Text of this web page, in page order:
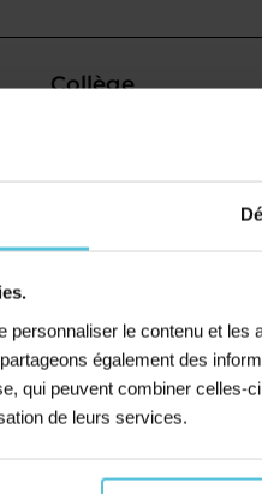
personnaliser le contenu et
également des
qui peuvent combiner
de leurs services.
Collège
au
de votre enfant.
des enjeux du lycée. À
réfléchies :